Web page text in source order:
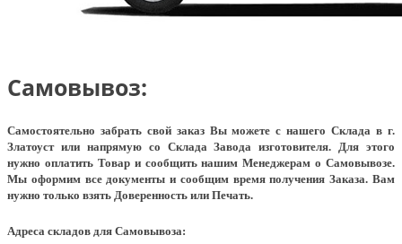
Самовывоз:
Самостоятельно забрать свой заказ Вы можете с нашего Склада в г.
Златоуст или напрямую со Склада Завода изготовителя. Для этого
нужно оплатить Товар и сообщить нашим Менеджерам о Самовывозе.
Мы оформим все документы и сообщим время получения Заказа. Вам
нужно только взять Доверенность или Печать.
Адреса складов для Самовывоза: